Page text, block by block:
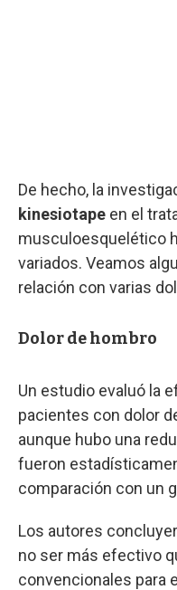
De hecho, la
kinesiotape en el
musculoesquelético
variados. Veamos
relación con varias
Dolor de hombro
Un estudio evaluó la
pacientes con dolor
aunque hubo una
fueron
comparación con un
Los autores
no ser más efectivo
convencionales para